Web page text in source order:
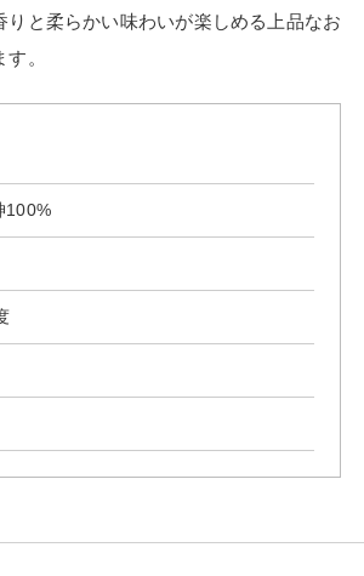
りと柔らかい味わいが楽しめる上品なお
。
100%